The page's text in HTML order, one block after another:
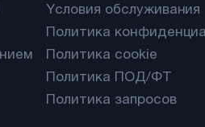
Yсловия обслуживания
Политика
Политика cookie
Политика ПОД/ФТ
Политика запросов